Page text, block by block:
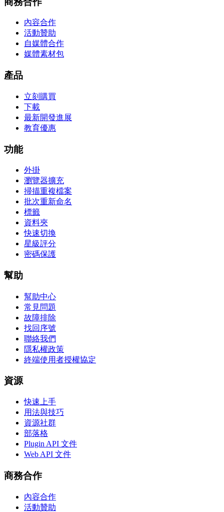
內容合作
活動贊助
自媒體合作
媒體素材包
產品
立刻購買
下載
最新開發進展
教育優惠
功能
外掛
瀏覽器擴充
掃描重複檔案
批次重新命名
標籤
資料夾
快速切換
星級評分
密碼保護
幫助
幫助中心
常見問題
故障排除
找回序號
聯絡我們
隱私權政策
終端使用者授權協定
資源
快速上手
用法與技巧
資源社群
部落格
Plugin API 文件
Web API 文件
商務合作
內容合作
活動贊助